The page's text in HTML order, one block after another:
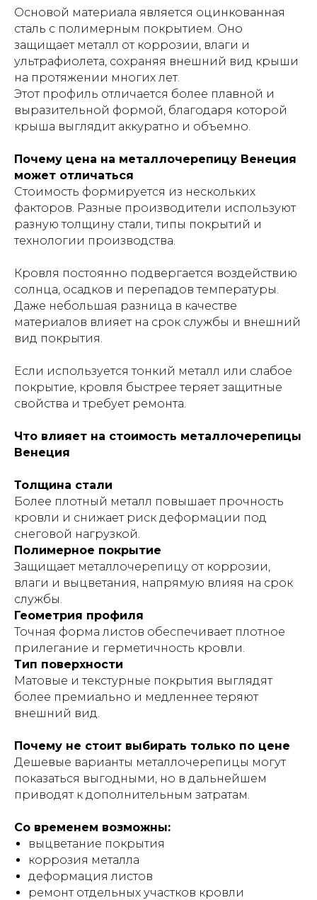
Основой материала является оцинкованная
сталь с полимерным покрытием. Оно
защищает металл от коррозии, влаги и
ультрафиолета, сохраняя внешний вид крыши
на протяжении многих лет.
Этот профиль отличается более плавной и
выразительной формой, благодаря которой
крыша выглядит аккуратно и объемно.
Почему цена на металлочерепицу Венеция
может отличаться
Стоимость формируется из нескольких
факторов. Разные производители используют
разную толщину стали, типы покрытий и
технологии производства.
Кровля постоянно подвергается воздействию
солнца, осадков и перепадов температуры.
Даже небольшая разница в качестве
материалов влияет на срок службы и внешний
вид покрытия.
Если используется тонкий металл или слабое
покрытие, кровля быстрее теряет защитные
свойства и требует ремонта.
Что влияет на стоимость металлочерепицы
Венеция
Толщина стали
Более плотный металл повышает прочность
кровли и снижает риск деформации под
снеговой нагрузкой.
Полимерное покрытие
Защищает металлочерепицу от коррозии,
влаги и выцветания, напрямую влияя на срок
службы.
Геометрия профиля
Точная форма листов обеспечивает плотное
прилегание и герметичность кровли.
Тип поверхности
Матовые и текстурные покрытия выглядят
более премиально и медленнее теряют
внешний вид.
Почему не стоит выбирать только по цене
Дешевые варианты металлочерепицы могут
показаться выгодными, но в дальнейшем
приводят к дополнительным затратам.
Со временем возможны:
выцветание покрытия
коррозия металла
деформация листов
ремонт отдельных участков кровли